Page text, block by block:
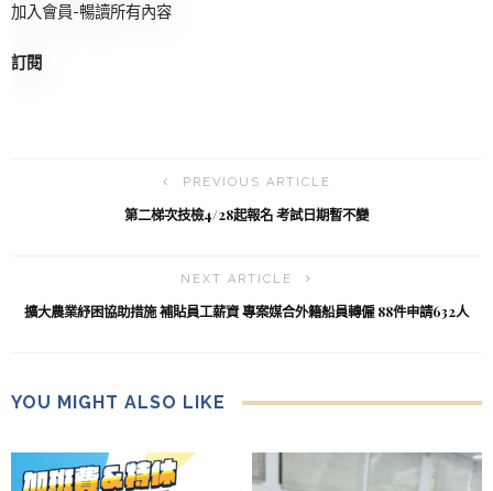
加入會員-暢讀所有內容
訂閱
PREVIOUS ARTICLE
第二梯次技檢4/28起報名 考試日期暫不變
NEXT ARTICLE
擴大農業紓困協助措施 補貼員工薪資 專案媒合外籍船員轉僱 88件申請632人
YOU MIGHT ALSO LIKE